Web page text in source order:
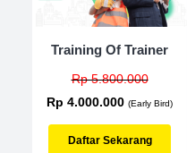
Training Of Trainer
Rp 5.800.000
Rp 4.000.000 (Early Bird)
Daftar Sekarang